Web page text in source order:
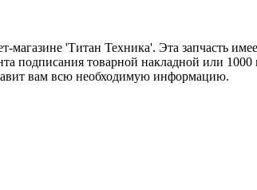
магазине 'Титан Техника'. Эта запчасть
подписания товарной накладной или
вам всю необходимую информацию.